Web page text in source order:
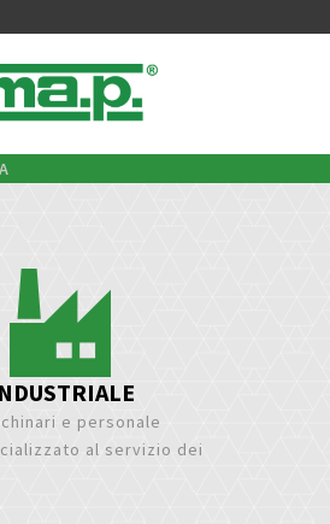
e personale
al servizio dei